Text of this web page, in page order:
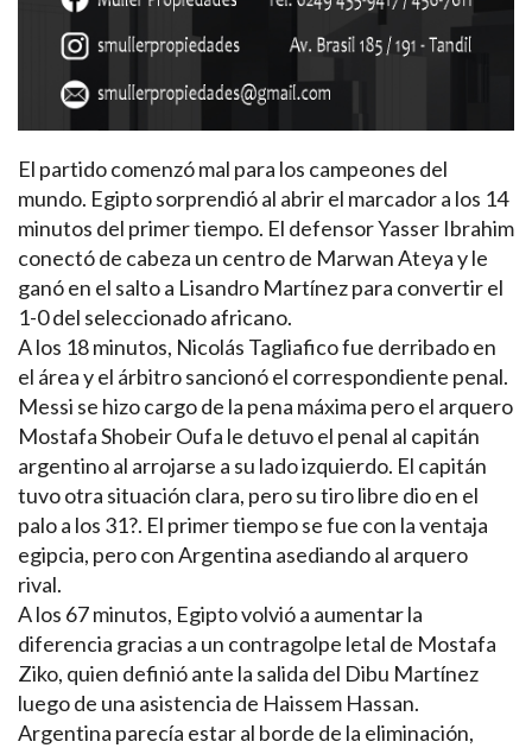
El partido comenzó mal para los campeones del
mundo. Egipto sorprendió al abrir el marcador a los 14
minutos del primer tiempo. El defensor Yasser Ibrahim
conectó de cabeza un centro de Marwan Ateya y le
ganó en el salto a Lisandro Martínez para convertir el
1-0 del seleccionado africano.
A los 18 minutos, Nicolás Tagliafico fue derribado en
el área y el árbitro sancionó el correspondiente penal.
Messi se hizo cargo de la pena máxima pero el arquero
Mostafa Shobeir Oufa le detuvo el penal al capitán
argentino al arrojarse a su lado izquierdo. El capitán
tuvo otra situación clara, pero su tiro libre dio en el
palo a los 31?. El primer tiempo se fue con la ventaja
egipcia, pero con Argentina asediando al arquero
rival.
A los 67 minutos, Egipto volvió a aumentar la
diferencia gracias a un contragolpe letal de Mostafa
Ziko, quien definió ante la salida del Dibu Martínez
luego de una asistencia de Haissem Hassan.
Argentina parecía estar al borde de la eliminación,